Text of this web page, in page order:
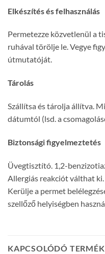
Elkészítés és felhasználás
Permetezze közvetlenül a
ruhával törölje le. Vegye
útmutatóját.
Tárolás
Szállítsa és tárolja állítva.
dátumtól (lsd. a
Biztonsági figyelmeztetés
Üvegtisztító. 1,2-
Allergiás reakciót válthat
Kerülje a permet
szellőző helyiségben
KAPCSOLÓDÓ